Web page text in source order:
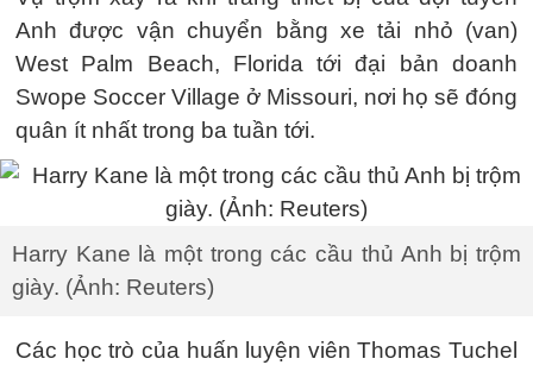
Anh được vận chuyển bằng xe tải nhỏ (van)
West Palm Beach, Florida tới đại bản doanh
Swope Soccer Village ở Missouri, nơi họ sẽ đóng
quân ít nhất trong ba tuần tới.
Harry Kane là một trong các cầu thủ Anh bị trộm
giày. (Ảnh: Reuters)
Các học trò của huấn luyện viên Thomas Tuchel